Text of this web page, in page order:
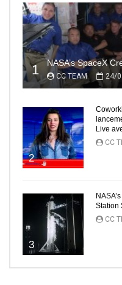
1 CC TEAM 24/
2
Live
CC
3
Station
CC